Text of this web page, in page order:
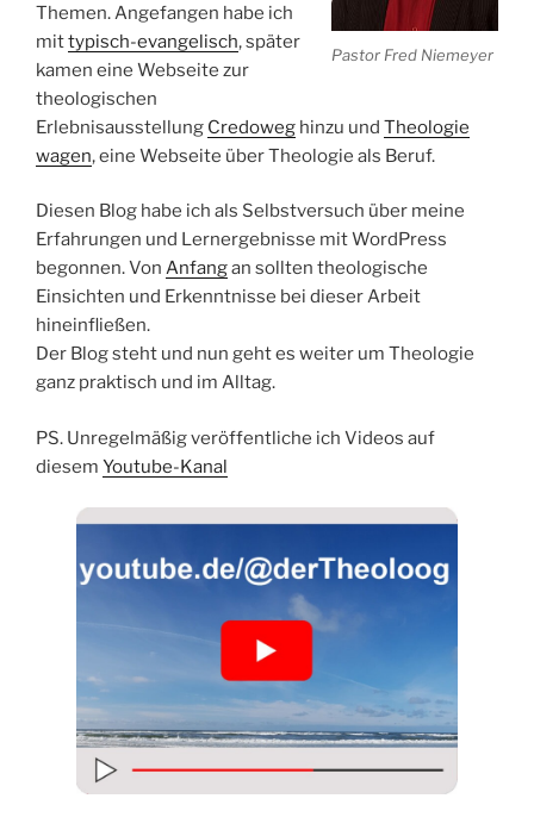
Pastor Fred Niemeyer
Themen. Angefangen habe ich
mittypisch-evangelisch, später
kamen eine Webseite zur
theologischen
Erlebnisausstellung Credoweg hinzu und Theologie
wagen, eine Webseite über Theologie als Beruf.
Diesen Blog habe ich als Selbstversuch über meine
Erfahrungen und Lernergebnisse mit WordPress
begonnen. Von Anfangan sollten theologische
Einsichten und Erkenntnisse bei dieser Arbeit
hineinfließen.
Der Blog steht und nun geht es weiter um Theologie
ganz praktisch und im Alltag.
PS. Unregelmäßig veröffentliche ich Videos auf
diesem Youtube-Kanal